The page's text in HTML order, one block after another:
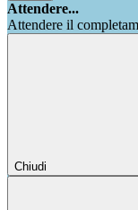
Attendere...
Attendere il
Chiudi